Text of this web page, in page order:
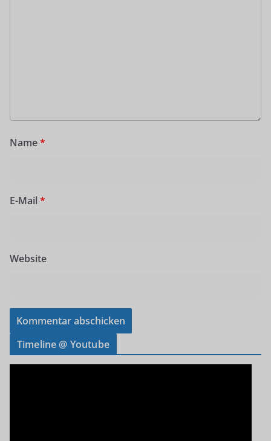
Name*
E-Mail *
Website
Timeline @ Youtube